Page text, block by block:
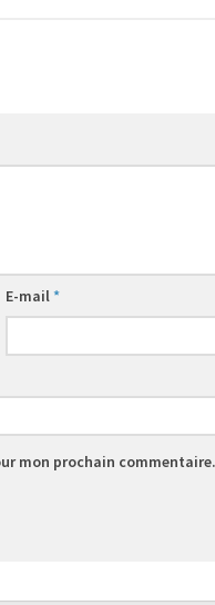
E-mail*
mon prochain commentaire.